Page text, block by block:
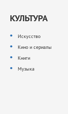
КУЛЬТУРА
Искусство
Кино и сериалы
Книги
Музыка